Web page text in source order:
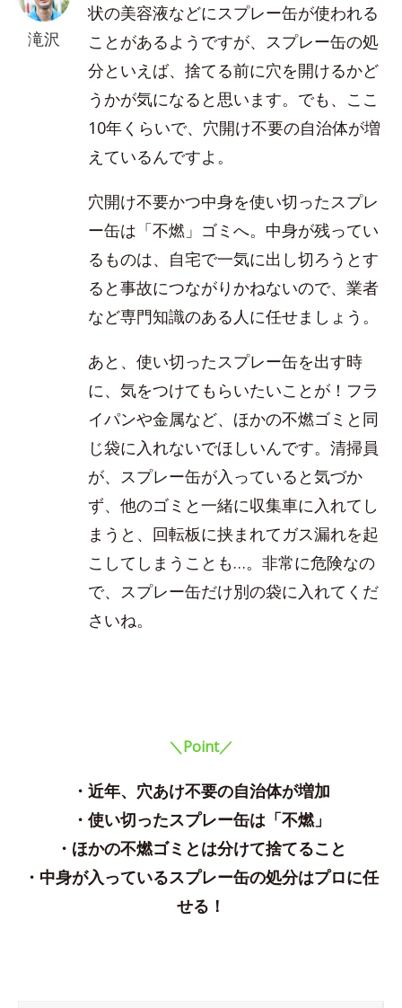
滝沢
状の美容液などにスプレー缶が使われる
ことがあるようですが、スプレー缶の処
分といえば、捨てる前に穴を開けるかど
うかが気になると思います。でも、ここ
10年くらいで、穴開け不要の自治体が増
えているんですよ。
穴開け不要かつ中身を使い切ったスプレ
ー缶は「不燃」ゴミへ。中身が残ってい
るものは、自宅で一気に出し切ろうとす
ると事故につながりかねないので、業者
など専門知識のある人に任せましょう。
あと、使い切ったスプレー缶を出す時
に、気をつけてもらいたいことが！フラ
イパンや金属など、ほかの不燃ゴミと同
じ袋に入れないでほしいんです。清掃員
が、スプレー缶が入っていると気づか
ず、他のゴミと一緒に収集車に入れてし
まうと、回転板に挟まれてガス漏れを起
こしてしまうことも…。非常に危険なの
で、スプレー缶だけ別の袋に入れてくだ
さいね。
＼Point／
・近年、穴あけ不要の自治体が増加
・使い切ったスプレー缶は「不燃」
・ほかの不燃ゴミとは分けて捨てること
・中身が入っているスプレー缶の処分はプロに任
せる！